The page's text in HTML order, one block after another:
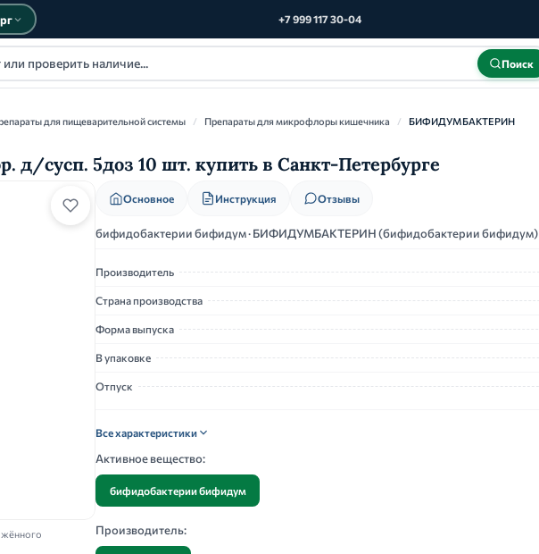
+7 999 117 30-04
Поиск
для пищеварительной системы / Препараты для микрофлоры кишечника / БИФИДУМБАКТЕРИН
сусп. 5доз 10 шт. купить в Санкт-Петербурге
Основное Инструкция Отзывы
бифидобактерии бифидум · БИФИДУМБАКТЕРИН (бифидобактерии бифидум)
Производитель
Страна производства
Форма выпуска
В упаковке
Отпуск
Все характеристики
Активное вещество:
бифидобактерии бифидум
Производитель: